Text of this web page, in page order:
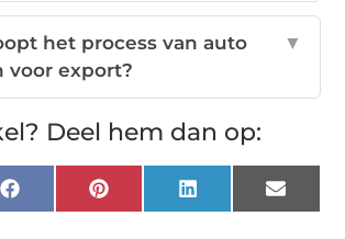
het process van auto
voor export?
▼
Deel hem dan op:
FacebookPinterestLinkedInEmail